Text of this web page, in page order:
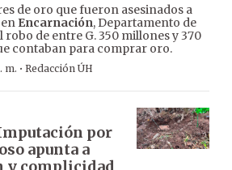
de oro que fueron asesinados a
Encarnación, Departamento de
robo de entre G. 350 millones y 370
contaban para comprar oro.
m. · Redacción ÚH
por
apunta a